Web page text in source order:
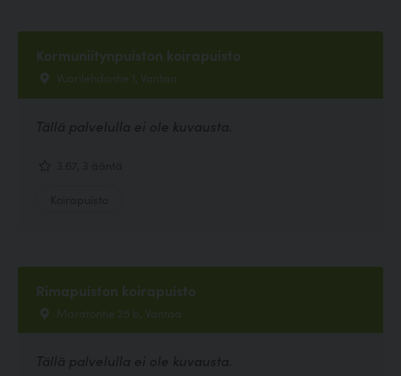
Kormuniitynpuiston koirapuisto
Vuorilehdontie 1, Vantaa
Tällä palvelulla ei ole kuvausta.
Rimapuiston koirapuisto
Maratontie 25 b, Vantaa
Tällä palvelulla ei ole kuvausta.